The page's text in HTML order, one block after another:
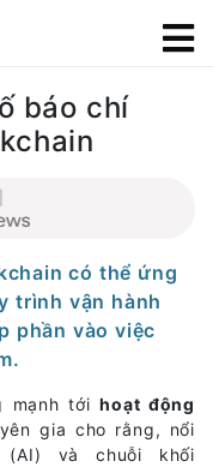
báo chí
có thể ứng
trình vận hành
phần vào việc
mạnh tớihoạt động
gia cho rằng, nổi
và chuỗi khối